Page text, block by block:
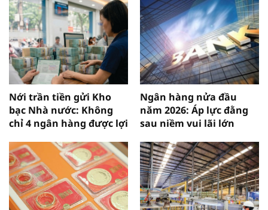
Nới trần tiền gửi Kho
bạc Nhà nước: Không
chỉ 4 ngân hàng được lợi
Ngân hàng nửa đầu
năm 2026: Áp lực đằng
sau niềm vui lãi lớn